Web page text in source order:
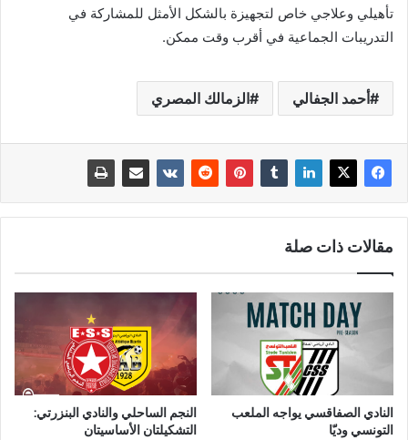
تأهيلي وعلاجي خاص لتجهيزة بالشكل الأمثل للمشاركة في
التدريبات الجماعية في أقرب وقت ممكن.
أحمد الجفالي الزمالك المصري
مقالات ذات صلة
النادي الصفاقسي يواجه الملعب
التونسي وديّا
النجم الساحلي والنادي البنزرتي:
التشكيلتان الأساسيتان